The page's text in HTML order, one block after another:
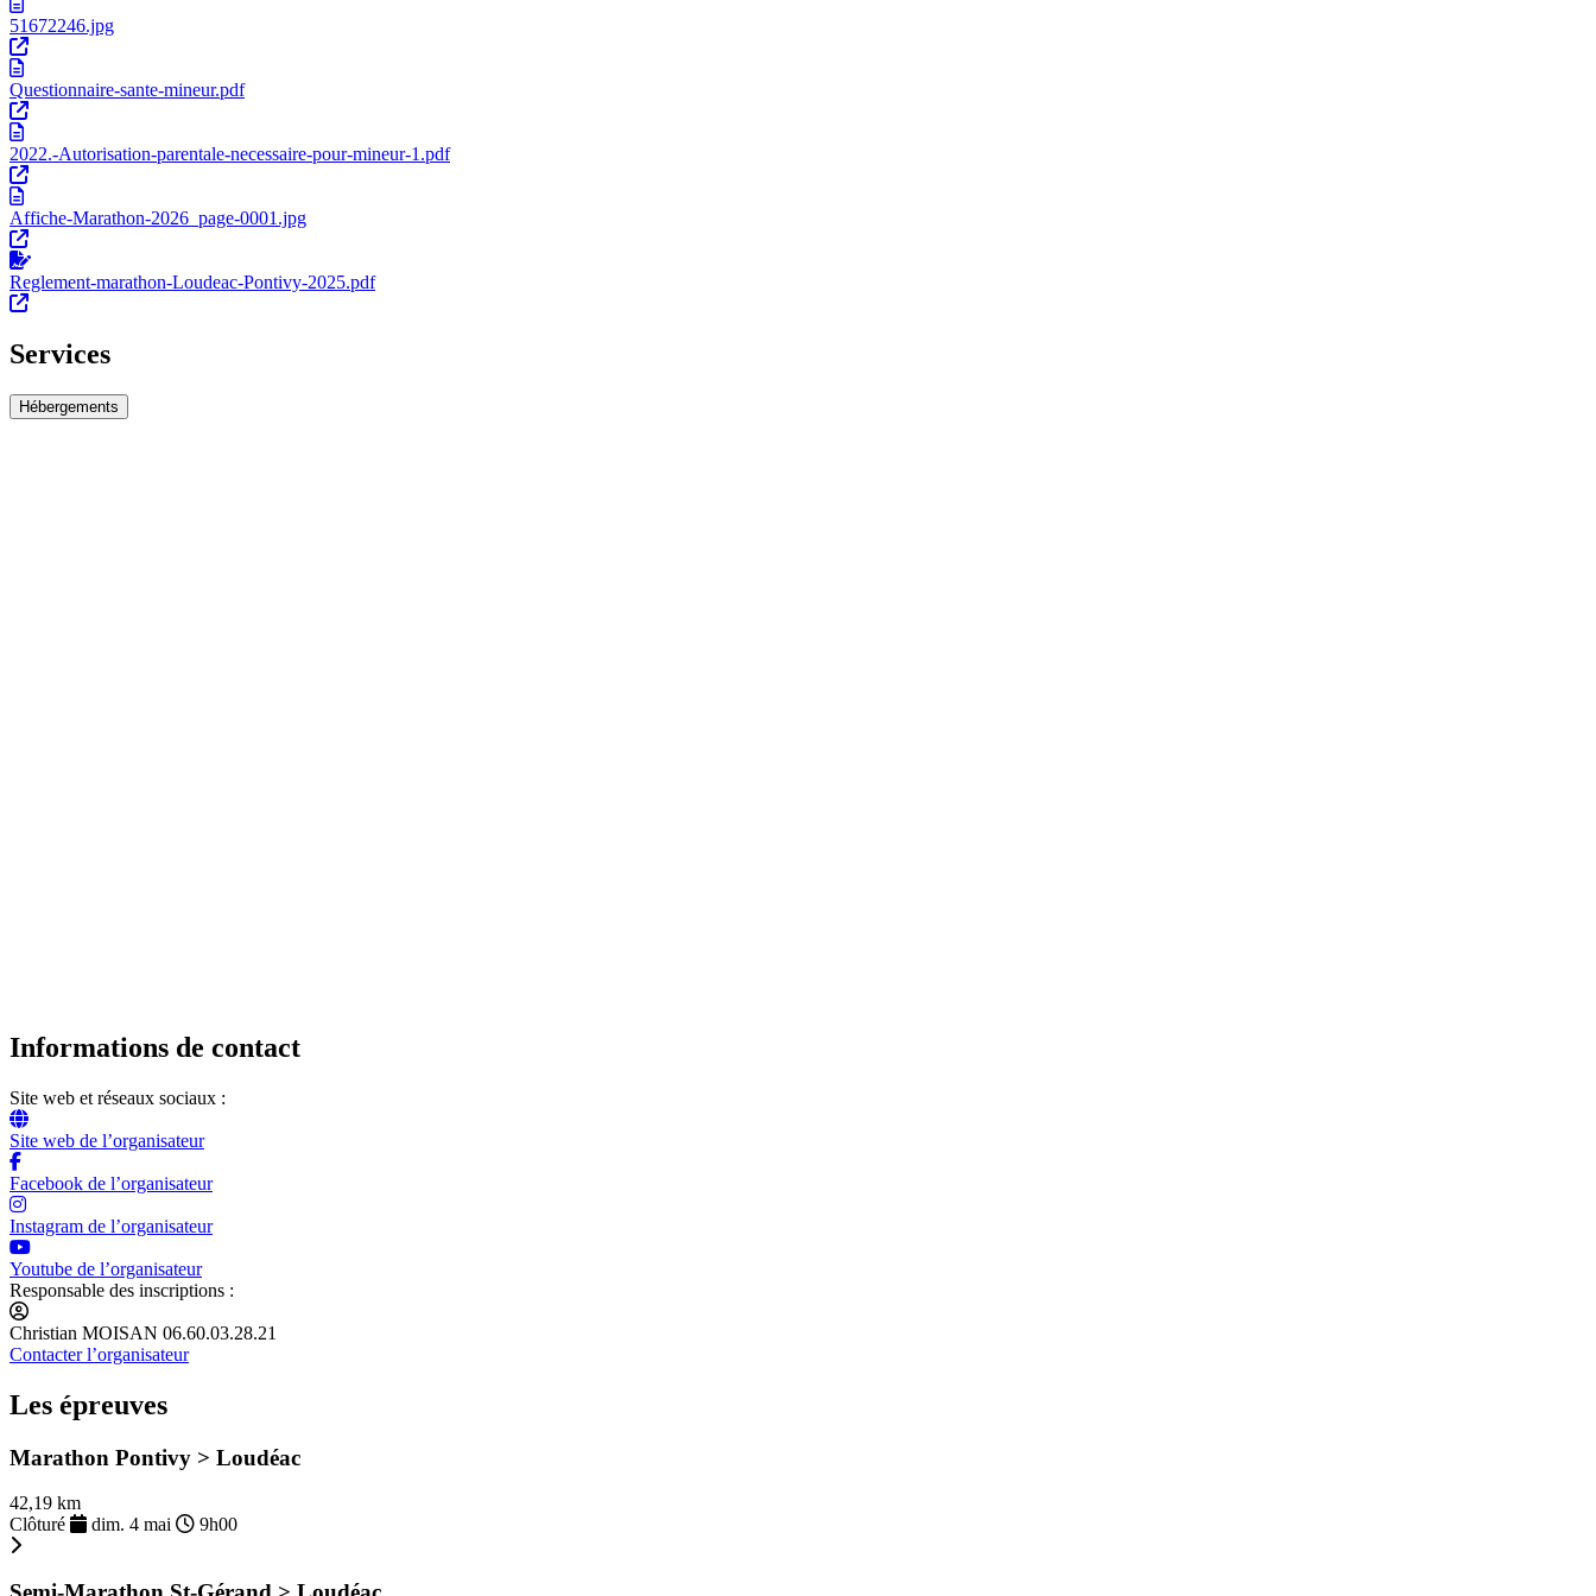
51672246.jpg
Questionnaire-sante-mineur.pdf
2022.-Autorisation-parentale-necessaire-pour-mineur-1.pdf
Affiche-Marathon-2026_page-0001.jpg
Reglement-marathon-Loudeac-Pontivy-2025.pdf
Services
Hébergements
Informations de contact
Site web et réseaux sociaux :
Site web de l’organisateur
Facebook de l’organisateur
Instagram de l’organisateur
Youtube de l’organisateur
Responsable des inscriptions :
Christian MOISAN 06.60.03.28.21
Contacter l’organisateur
Les épreuves
Marathon Pontivy > Loudéac
42,19 km
Clôturé
dim. 4 mai 9h00